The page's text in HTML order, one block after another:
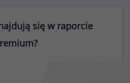
się w raporcie